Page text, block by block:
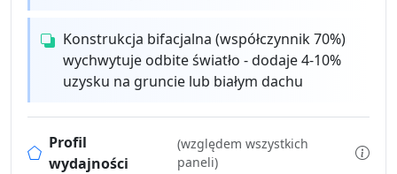
Konstrukcja bifacjalna (współczynnik 70%)
wychwytuje odbite światło - dodaje 4-10%
uzysku na gruncie lub białym dachu
Profil
wydajności
(względem wszystkich
paneli)